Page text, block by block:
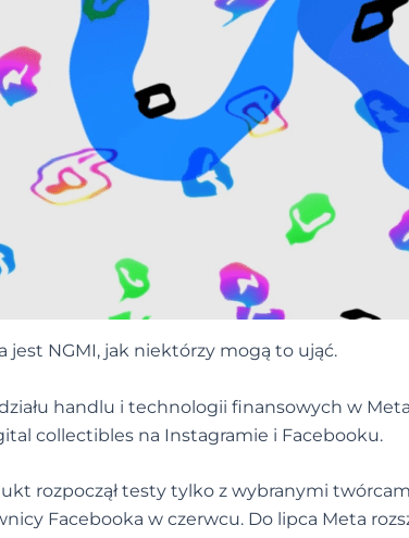
jest NGMI, jak niektórzy mogą to ująć.
handlu i technologii finansowych w
collectibles na Instagramie i Facebooku.
rozpoczął testy tylko z wybranymi
Facebooka w czerwcu. Do lipca Meta